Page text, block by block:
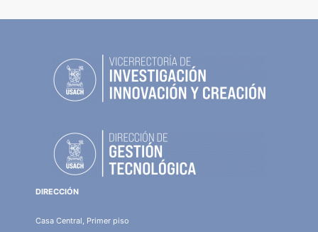
DIRECCIÓN
Casa Central, Primer piso